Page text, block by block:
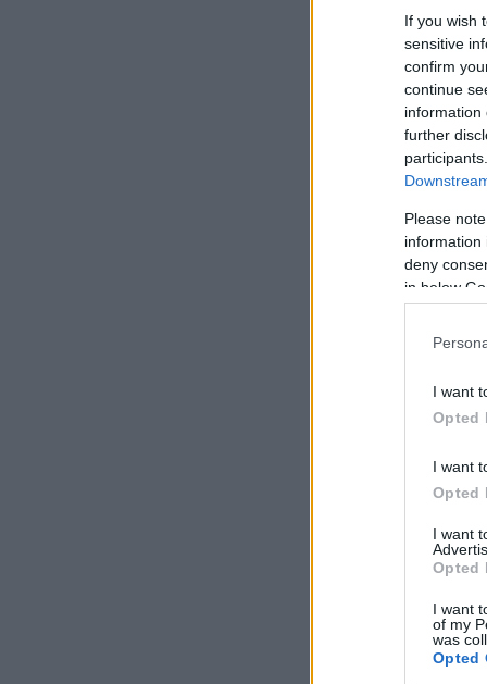
If you wish
sensitive
confirm
continue
information
further
Please
information
deny
in below
I want
Opted
I want
Opted
I want
Opted
I want
of my
was
Opted